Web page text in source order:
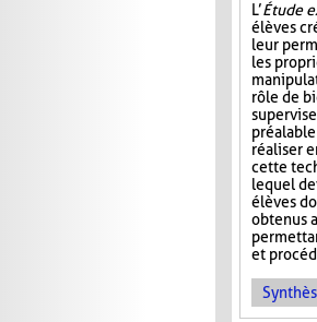
L’Étude
élèves
leur
les
rôle de
réaliser
cette
lequel
élèves
obtenus
et